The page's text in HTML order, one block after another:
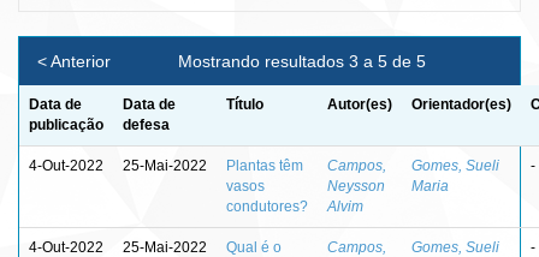
Mostrando resultados 3 a 5 de 5
< Anterior
Data de
publicação
Data de
defesa
Título Autor(es) Orientador(es)
4-Out-2022 25-Mai-2022
Plantas têm
vasos
condutores?
Campos,
Neysson
Alvim
Gomes, Sueli
Maria
-
4-Out-2022 25-Mai-2022
Qual é o
Campos,
Gomes, Sueli
-